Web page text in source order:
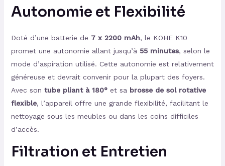
Autonomie et Flexibilité
Doté d’une batterie de 7 x 2200 mAh, le KOHE K10
promet une autonomie allant jusqu’à 55 minutes, selon le
mode d’aspiration utilisé. Cette autonomie est relativement
généreuse et devrait convenir pour la plupart des foyers.
Avec son tube pliant à 180°et sa brosse de sol rotative
flexible, l’appareil offre une grande flexibilité, facilitant le
nettoyage sous les meubles ou dans les coins difficiles
d’accès.
Filtration et Entretien